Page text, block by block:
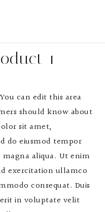
1
can edit this area
should know about
sit amet,
do eiusmod tempor
aliqua. Ut enim
exercitation ullamco
consequat. Duis
in voluptate velit